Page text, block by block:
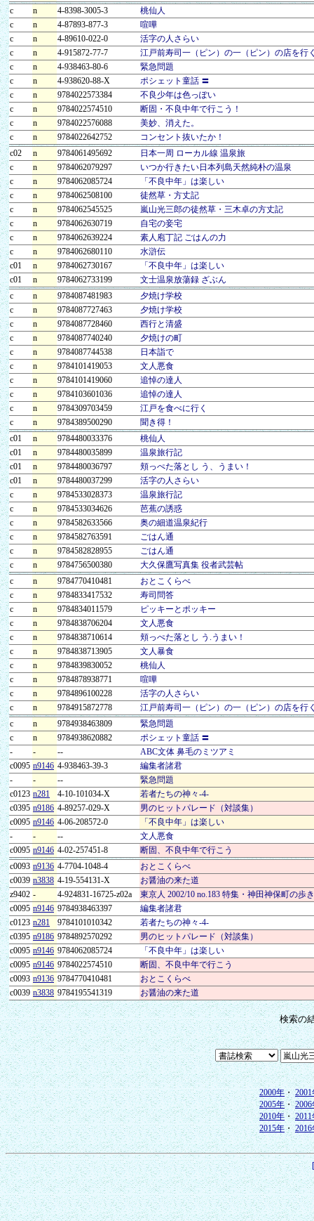
c
n 4-8398-3005-3
桃仙人
c
n 4-87893-877-3
喧嘩
c
n 4-89610-022-0
活字の人さらい
c
n 4-915872-77-7
江戸前寿司一（ピン）の一（ピン）の店を行
c
n 4-938463-80-6
緊急問題
c
n 4-938620-88-X
ポシェット童話 〓
c
n 9784022573384
不良少年は色っぽい
c
n 9784022574510
断固・不良中年で行こう！
c
n 9784022576088
美妙、消えた。
c
n 9784022642752
コンセント抜いたか！
c02
n 9784061495692
日本一周 ローカル線 温泉旅
c
n 9784062079297
いつか行きたい日本列島天然純朴の温泉
c
n 9784062085724
「不良中年」は楽しい
c
n 9784062508100
徒然草・方丈記
c
n 9784062545525
嵐山光三郎の徒然草・三木卓の方丈記
c
n 9784062630719
自宅の妾宅
c
n 9784062639224
素人庖丁記 ごはんの力
c
n 9784062680110
水滸伝
c01
n 9784062730167
「不良中年」は楽しい
c01
n 9784062733199
文士温泉放蕩録 ざぶん
c
n 9784087481983
夕焼け学校
c
n 9784087727463
夕焼け学校
c
n 9784087728460
西行と清盛
c
n 9784087740240
夕焼けの町
c
n 9784087744538
日本詣で
c
n 9784101419053
文人悪食
c
n 9784101419060
追悼の達人
c
n 9784103601036
追悼の達人
c
n 9784309703459
江戸を食べに行く
c
n 9784389500290
聞き得！
c01
n 9784480033376
桃仙人
c01
n 9784480035899
温泉旅行記
c01
n 9784480036797
頬っぺた落とし う、うまい！
c01
n 9784480037299
活字の人さらい
c
n 9784533028373
温泉旅行記
c
n 9784533034626
芭蕉の誘惑
c
n 9784582633566
奥の細道温泉紀行
c
n 9784582763591
ごはん通
c
n 9784582828955
ごはん通
c
n 9784756500380
大久保鷹写真集 役者武芸帖
c
n 9784770410481
おとこくらべ
c
n 9784833417532
寿司問答
c
n 9784834011579
ピッキーとポッキー
c
n 9784838706204
文人悪食
c
n 9784838710614
頬っぺた落とし う.うまい！
c
n 9784838713905
文人暴食
c
n 9784839830052
桃仙人
c
n 9784878938771
喧嘩
c
n 9784896100228
活字の人さらい
c
n 9784915872778
江戸前寿司一（ピン）の一（ピン）の店を行
c
n 9784938463809
緊急問題
c
n 9784938620882
ポシェット童話 〓
-
- --
ABC文体 鼻毛のミツアミ
c0095 n9146 4-938463-39-3
編集者諸君
-
- --
緊急問題
c0123 n281 4-10-101034-X
若者たちの神々-4-
c0395 n9186 4-89257-029-X
男のヒットパレード（対談集）
c0095 n9146 4-06-208572-0
「不良中年」は楽しい
-
- --
文人悪食
c0095 n9146 4-02-257451-8
断固、不良中年で行こう
c0093 n9136 4-7704-1048-4
おとこくらべ
c0039 n3838 4-19-554131-X
お醤油の来た道
z9402 - 4-924831-16725-z02a
東京人 2002/10 no.183 特集・神田神保町の歩
c0095 n9146 9784938463397
編集者諸君
c0123 n281 9784101010342
若者たちの神々-4-
c0395 n9186 9784892570292
男のヒットパレード（対談集）
c0095 n9146 9784062085724
「不良中年」は楽しい
c0095 n9146 9784022574510
断固、不良中年で行こう
c0093 n9136 9784770410481
おとこくらべ
c0039 n3838 9784195541319 お醤油の来た道
検索の
2000年・2001
2005年・2006
2010年・2011
2015年・2016